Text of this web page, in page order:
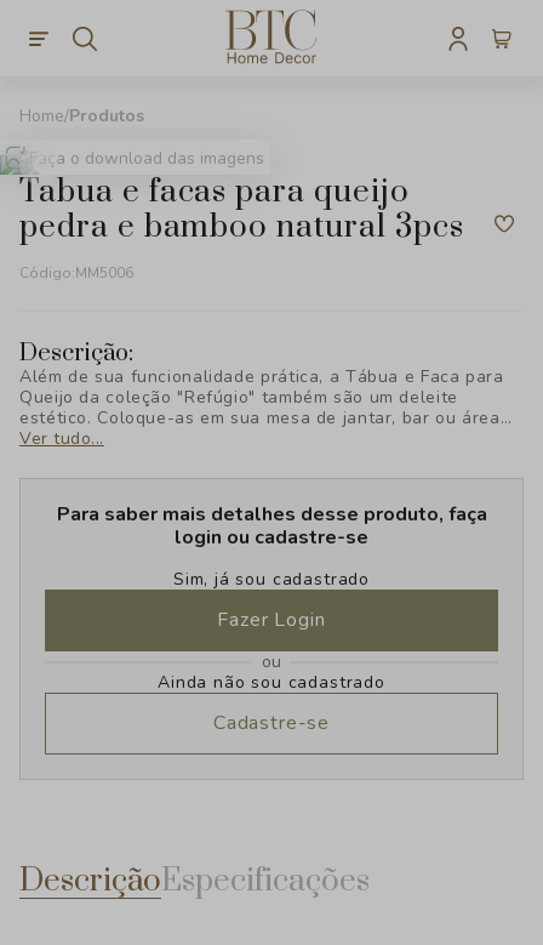
Produtos
Faça o download das imagens
tabua e facas para queijo
pedra e bamboo natural 3pcs
Código:MM5006
Descrição:
Além de sua funcionalidade prática, a Tábua e Faca para
Queijo da coleção "Refúgio" também são um deleite
estético. Coloque-as em sua mesa de jantar, bar ou área
de buffet para adicionar um toque de charme e
Ver tudo...
Para saber mais detalhes desse produto, faça
login ou cadastre-se
Sim, já sou cadastrado
Fazer Login
ou
Ainda não sou cadastrado
Cadastre-se
DescriçãoEspecificações